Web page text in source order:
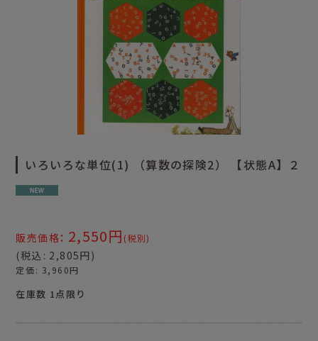
いろいろな単位(1) （算数の探険2） 【状態A】２
販売価格: 2,550円 (税別)
(税込 : 2,805円)
定価: 3,960円
在庫数 1点限り